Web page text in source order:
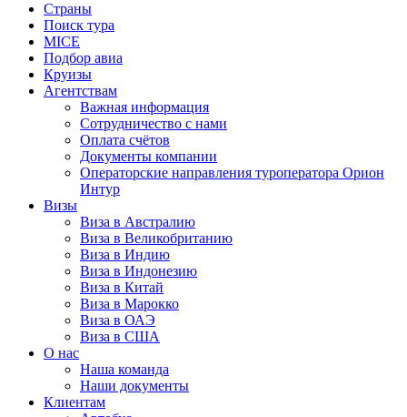
Страны
Поиск тура
MICE
Подбор авиа
Круизы
Агентствам
Важная информация
Сотрудничество с нами
Оплата счётов
Документы компании
Операторские направления туроператора Орион
Интур
Визы
Виза в Австралию
Виза в Великобританию
Виза в Индию
Виза в Индонезию
Виза в Китай
Виза в Марокко
Виза в ОАЭ
Виза в США
О нас
Наша команда
Наши документы
Клиентам